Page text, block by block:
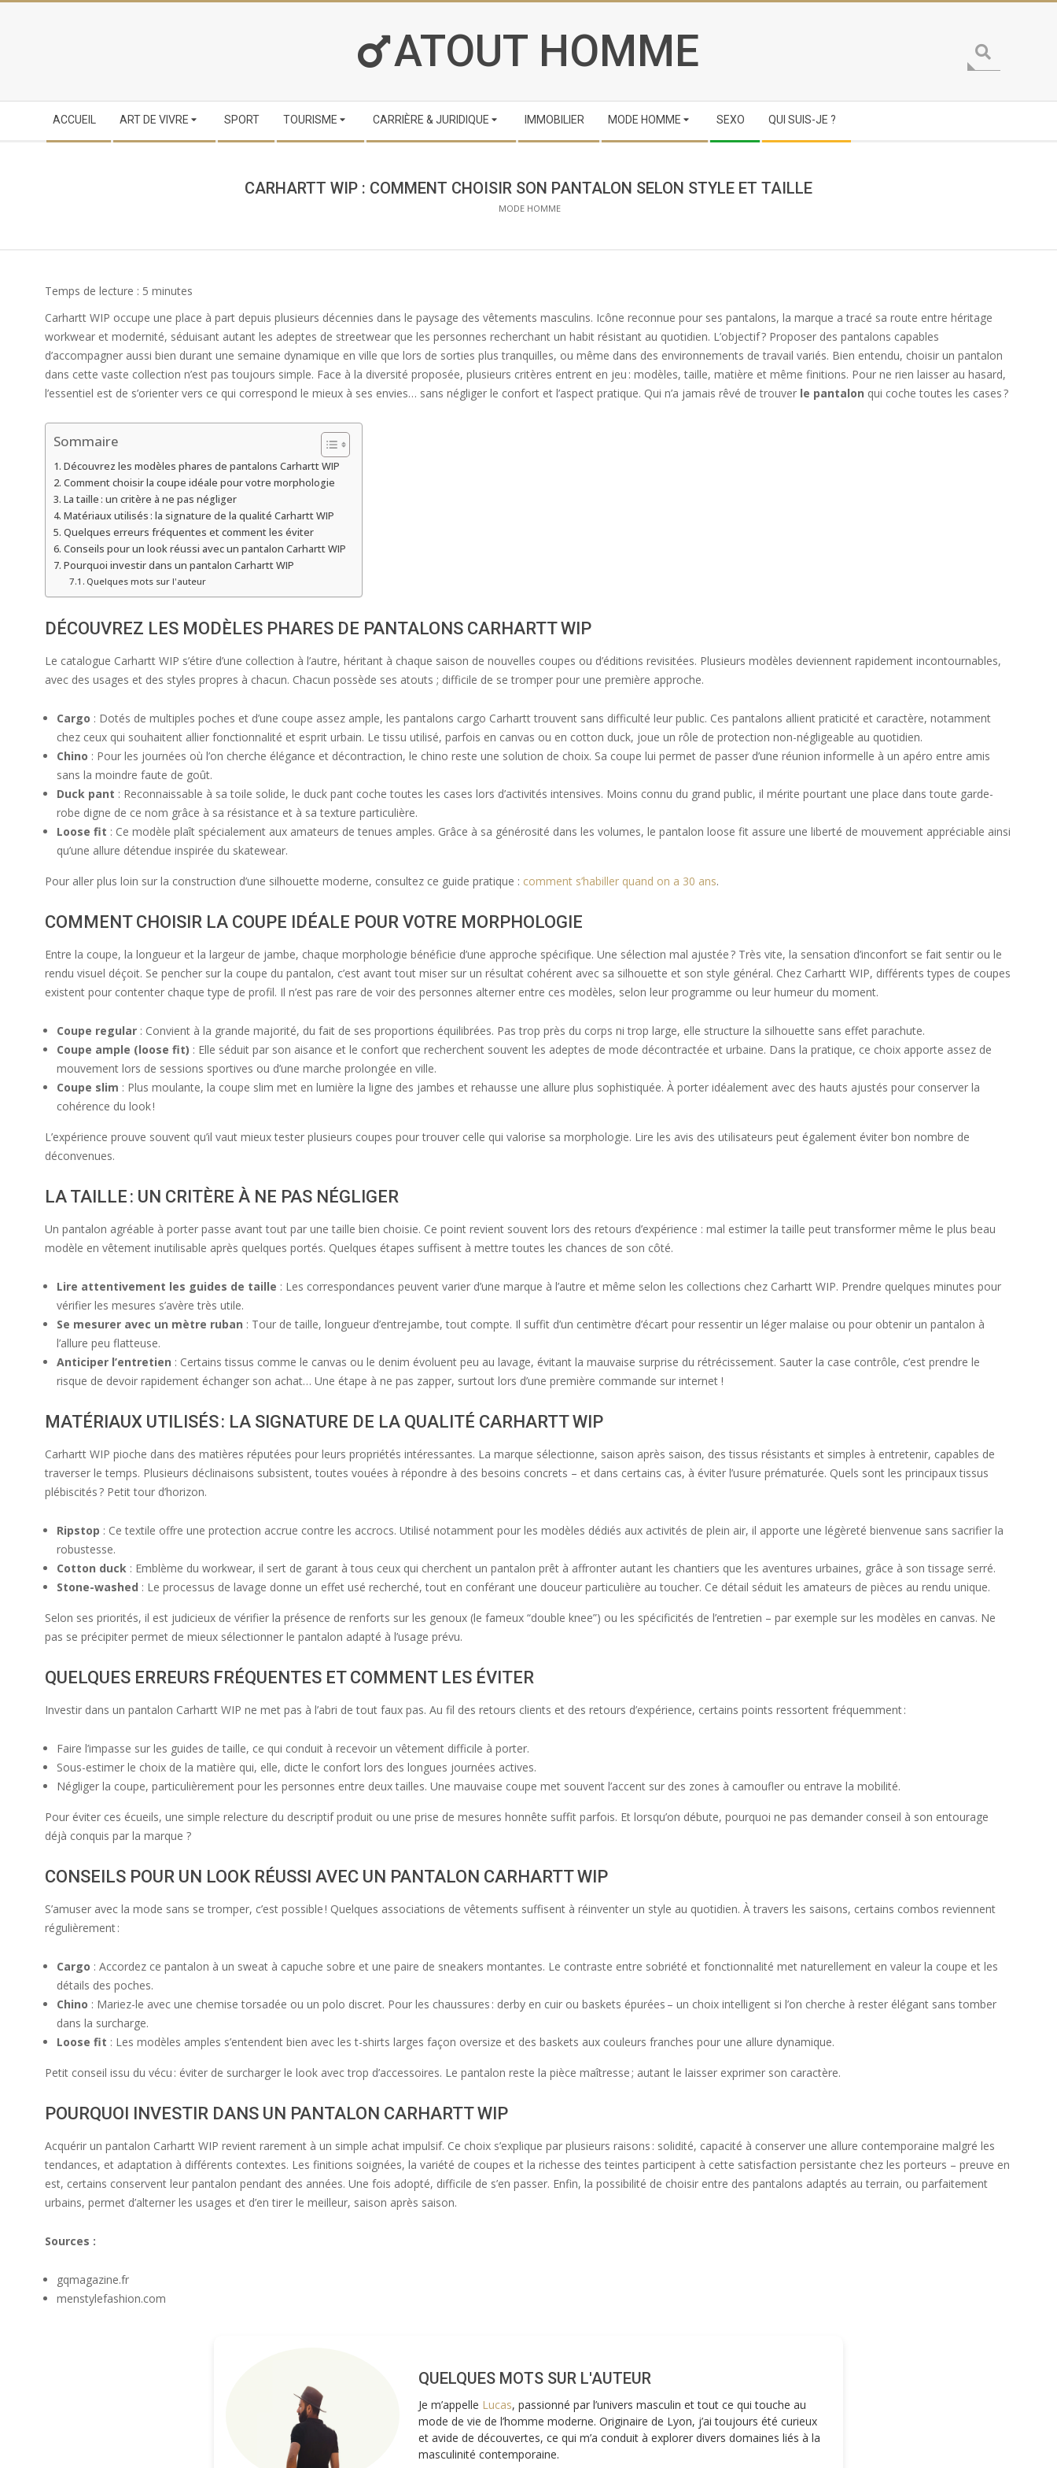
ATOUT HOMME
Navigation
Menu
ACCUEIL ART DE VIVRE SPORT TOURISME CARRIÈRE & JURIDIQUE IMMOBILIER MODE HOMME SEXO QUI SUIS-JE ?
CARHARTT WIP : COMMENT CHOISIR SON PANTALON SELON STYLE ET TAILLE
MODE HOMME
Temps de lecture : 5 minutes
Carhartt WIP occupe une place à part depuis plusieurs décennies dans le paysage des vêtements masculins. Icône reconnue pour ses pantalons, la marque a tracé sa route entre héritage
workwear et modernité, séduisant autant les adeptes de streetwear que les personnes recherchant un habit résistant au quotidien. L’objectif ? Proposer des pantalons capables
d’accompagner aussi bien durant une semaine dynamique en ville que lors de sorties plus tranquilles, ou même dans des environnements de travail variés. Bien entendu, choisir un pantalon
dans cette vaste collection n’est pas toujours simple. Face à la diversité proposée, plusieurs critères entrent en jeu : modèles, taille, matière et même finitions. Pour ne rien laisser au hasard,
l’essentiel est de s’orienter vers ce qui correspond le mieux à ses envies… sans négliger le confort et l’aspect pratique. Qui n’a jamais rêvé de trouver le pantalon qui coche toutes les cases ?
Sommaire
Découvrez les modèles phares de pantalons Carhartt WIP
Comment choisir la coupe idéale pour votre morphologie
La taille : un critère à ne pas négliger
Matériaux utilisés : la signature de la qualité Carhartt WIP
Quelques erreurs fréquentes et comment les éviter
Conseils pour un look réussi avec un pantalon Carhartt WIP
Pourquoi investir dans un pantalon Carhartt WIP
Quelques mots sur l'auteur
DÉCOUVREZ LES MODÈLES PHARES DE PANTALONS CARHARTT WIP
Le catalogue Carhartt WIP s’étire d’une collection à l’autre, héritant à chaque saison de nouvelles coupes ou d’éditions revisitées. Plusieurs modèles deviennent rapidement incontournables,
avec des usages et des styles propres à chacun. Chacun possède ses atouts ; difficile de se tromper pour une première approche.
Cargo : Dotés de multiples poches et d’une coupe assez ample, les pantalons cargo Carhartt trouvent sans difficulté leur public. Ces pantalons allient praticité et caractère, notamment
chez ceux qui souhaitent allier fonctionnalité et esprit urbain. Le tissu utilisé, parfois en canvas ou en cotton duck, joue un rôle de protection non-négligeable au quotidien.
Chino : Pour les journées où l’on cherche élégance et décontraction, le chino reste une solution de choix. Sa coupe lui permet de passer d’une réunion informelle à un apéro entre amis
sans la moindre faute de goût.
Duck pant : Reconnaissable à sa toile solide, le duck pant coche toutes les cases lors d’activités intensives. Moins connu du grand public, il mérite pourtant une place dans toute garde-
robe digne de ce nom grâce à sa résistance et à sa texture particulière.
Loose fit : Ce modèle plaît spécialement aux amateurs de tenues amples. Grâce à sa générosité dans les volumes, le pantalon loose fit assure une liberté de mouvement appréciable ainsi
qu’une allure détendue inspirée du skatewear.
Pour aller plus loin sur la construction d’une silhouette moderne, consultez ce guide pratique : comment s’habiller quand on a 30 ans.
COMMENT CHOISIR LA COUPE IDÉALE POUR VOTRE MORPHOLOGIE
Entre la coupe, la longueur et la largeur de jambe, chaque morphologie bénéficie d’une approche spécifique. Une sélection mal ajustée ? Très vite, la sensation d’inconfort se fait sentir ou le
rendu visuel déçoit. Se pencher sur la coupe du pantalon, c’est avant tout miser sur un résultat cohérent avec sa silhouette et son style général. Chez Carhartt WIP, différents types de coupes
existent pour contenter chaque type de profil. Il n’est pas rare de voir des personnes alterner entre ces modèles, selon leur programme ou leur humeur du moment.
Coupe regular : Convient à la grande majorité, du fait de ses proportions équilibrées. Pas trop près du corps ni trop large, elle structure la silhouette sans effet parachute.
Coupe ample (loose fit) : Elle séduit par son aisance et le confort que recherchent souvent les adeptes de mode décontractée et urbaine. Dans la pratique, ce choix apporte assez de
mouvement lors de sessions sportives ou d’une marche prolongée en ville.
Coupe slim : Plus moulante, la coupe slim met en lumière la ligne des jambes et rehausse une allure plus sophistiquée. À porter idéalement avec des hauts ajustés pour conserver la
cohérence du look !
L’expérience prouve souvent qu’il vaut mieux tester plusieurs coupes pour trouver celle qui valorise sa morphologie. Lire les avis des utilisateurs peut également éviter bon nombre de
déconvenues.
LA TAILLE : UN CRITÈRE À NE PAS NÉGLIGER
Un pantalon agréable à porter passe avant tout par une taille bien choisie. Ce point revient souvent lors des retours d’expérience : mal estimer la taille peut transformer même le plus beau
modèle en vêtement inutilisable après quelques portés. Quelques étapes suffisent à mettre toutes les chances de son côté.
Lire attentivement les guides de taille : Les correspondances peuvent varier d’une marque à l’autre et même selon les collections chez Carhartt WIP. Prendre quelques minutes pour
vérifier les mesures s’avère très utile.
Se mesurer avec un mètre ruban : Tour de taille, longueur d’entrejambe, tout compte. Il suffit d’un centimètre d’écart pour ressentir un léger malaise ou pour obtenir un pantalon à
l’allure peu flatteuse.
Anticiper l’entretien : Certains tissus comme le canvas ou le denim évoluent peu au lavage, évitant la mauvaise surprise du rétrécissement. Sauter la case contrôle, c’est prendre le
risque de devoir rapidement échanger son achat… Une étape à ne pas zapper, surtout lors d’une première commande sur internet !
MATÉRIAUX UTILISÉS : LA SIGNATURE DE LA QUALITÉ CARHARTT WIP
Carhartt WIP pioche dans des matières réputées pour leurs propriétés intéressantes. La marque sélectionne, saison après saison, des tissus résistants et simples à entretenir, capables de
traverser le temps. Plusieurs déclinaisons subsistent, toutes vouées à répondre à des besoins concrets – et dans certains cas, à éviter l’usure prématurée. Quels sont les principaux tissus
plébiscités ? Petit tour d’horizon.
Ripstop : Ce textile offre une protection accrue contre les accrocs. Utilisé notamment pour les modèles dédiés aux activités de plein air, il apporte une légèreté bienvenue sans sacrifier la
robustesse.
Cotton duck : Emblème du workwear, il sert de garant à tous ceux qui cherchent un pantalon prêt à affronter autant les chantiers que les aventures urbaines, grâce à son tissage serré.
Stone-washed : Le processus de lavage donne un effet usé recherché, tout en conférant une douceur particulière au toucher. Ce détail séduit les amateurs de pièces au rendu unique.
Selon ses priorités, il est judicieux de vérifier la présence de renforts sur les genoux (le fameux “double knee”) ou les spécificités de l’entretien – par exemple sur les modèles en canvas. Ne
pas se précipiter permet de mieux sélectionner le pantalon adapté à l’usage prévu.
QUELQUES ERREURS FRÉQUENTES ET COMMENT LES ÉVITER
Investir dans un pantalon Carhartt WIP ne met pas à l’abri de tout faux pas. Au fil des retours clients et des retours d’expérience, certains points ressortent fréquemment :
Faire l’impasse sur les guides de taille, ce qui conduit à recevoir un vêtement difficile à porter.
Sous-estimer le choix de la matière qui, elle, dicte le confort lors des longues journées actives.
Négliger la coupe, particulièrement pour les personnes entre deux tailles. Une mauvaise coupe met souvent l’accent sur des zones à camoufler ou entrave la mobilité.
Pour éviter ces écueils, une simple relecture du descriptif produit ou une prise de mesures honnête suffit parfois. Et lorsqu’on débute, pourquoi ne pas demander conseil à son entourage
déjà conquis par la marque ?
CONSEILS POUR UN LOOK RÉUSSI AVEC UN PANTALON CARHARTT WIP
S’amuser avec la mode sans se tromper, c’est possible ! Quelques associations de vêtements suffisent à réinventer un style au quotidien. À travers les saisons, certains combos reviennent
régulièrement :
Cargo : Accordez ce pantalon à un sweat à capuche sobre et une paire de sneakers montantes. Le contraste entre sobriété et fonctionnalité met naturellement en valeur la coupe et les
détails des poches.
Chino : Mariez-le avec une chemise torsadée ou un polo discret. Pour les chaussures : derby en cuir ou baskets épurées – un choix intelligent si l’on cherche à rester élégant sans tomber
dans la surcharge.
Loose fit : Les modèles amples s’entendent bien avec les t-shirts larges façon oversize et des baskets aux couleurs franches pour une allure dynamique.
Petit conseil issu du vécu : éviter de surcharger le look avec trop d’accessoires. Le pantalon reste la pièce maîtresse ; autant le laisser exprimer son caractère.
POURQUOI INVESTIR DANS UN PANTALON CARHARTT WIP
Acquérir un pantalon Carhartt WIP revient rarement à un simple achat impulsif. Ce choix s’explique par plusieurs raisons : solidité, capacité à conserver une allure contemporaine malgré les
tendances, et adaptation à différents contextes. Les finitions soignées, la variété de coupes et la richesse des teintes participent à cette satisfaction persistante chez les porteurs – preuve en
est, certains conservent leur pantalon pendant des années. Une fois adopté, difficile de s’en passer. Enfin, la possibilité de choisir entre des pantalons adaptés au terrain, ou parfaitement
urbains, permet d’alterner les usages et d’en tirer le meilleur, saison après saison.
Sources :
gqmagazine.fr
menstylefashion.com
QUELQUES MOTS SUR L'AUTEUR
Je m’appelle Lucas, passionné par l’univers masculin et tout ce qui touche au
mode de vie de l’homme moderne. Originaire de Lyon, j’ai toujours été curieux
et avide de découvertes, ce qui m’a conduit à explorer divers domaines liés à la
masculinité contemporaine.